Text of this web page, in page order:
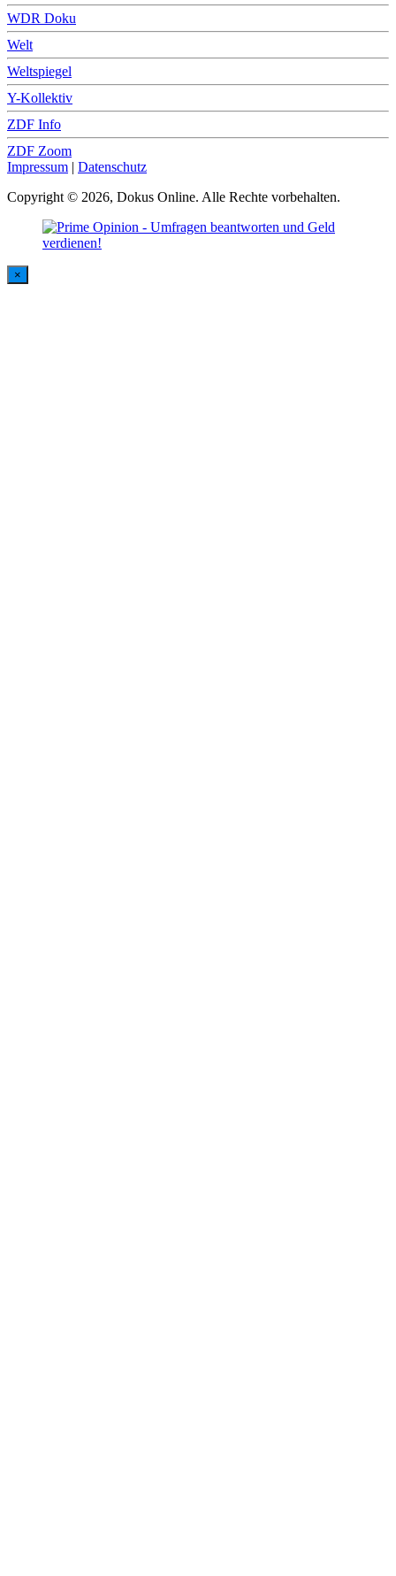
WDR Doku
Welt
Weltspiegel
Y-Kollektiv
ZDF Info
ZDF Zoom
Impressum | Datenschutz
Copyright © 2026, Dokus Online. Alle Rechte vorbehalten.
×